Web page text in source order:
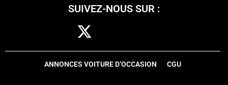
SUIVEZ-NOUS SUR :
ANNONCES VOITURE D’OCCASION CGU